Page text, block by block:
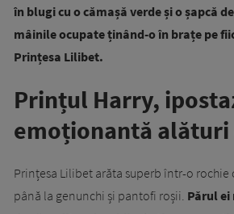
în blugi cu o cămașă verde și o șapcă
mâinile ocupate ținând-o în brațe pe
Prințesa Lilibet.
Prințul Harry,
emoționantă alături
Prințesa Lilibet arăta superb într-o rochie
până la genunchi și pantofi roșii. Părul